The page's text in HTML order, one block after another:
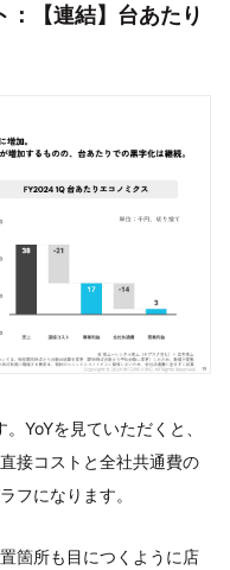
【連結】台あたり
YoYを見ていただくと、
接コストと全社共通費の
フになります。
箇所も目につくように店